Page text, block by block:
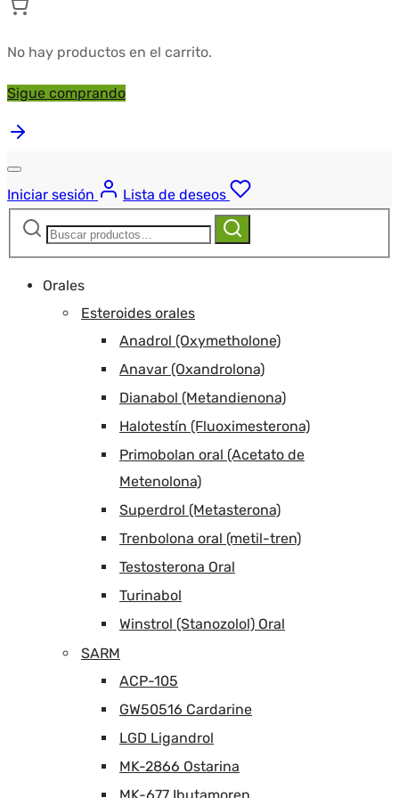
No hay productos en el carrito.
Sigue comprando
Iniciar sesión
Lista de deseos
Buscar:
Buscar
Orales
Esteroides orales
Anadrol (Oxymetholone)
Anavar (Oxandrolona)
Dianabol (Metandienona)
Halotestín (Fluoximesterona)
Primobolan oral (Acetato de
Metenolona)
Superdrol (Metasterona)
Trenbolona oral (metil-tren)
Testosterona Oral
Turinabol
Winstrol (Stanozolol) Oral
SARM
ACP-105
GW50516 Cardarine
LGD Ligandrol
MK-2866 Ostarina